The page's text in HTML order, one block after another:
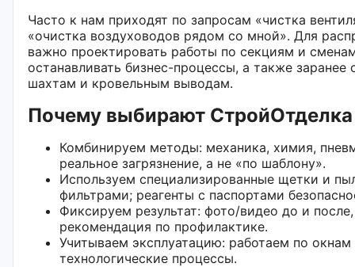
Часто к нам приходят по запросам «чистка
«очистка воздуховодов рядом со мной». Для
важно проектировать работы по секциям и
останавливать бизнес-процессы, а также заранее
шахтам и кровельным выводам.
Почему выбирают СтройОтделка
Комбинируем методы: механика, химия,
реальное загрязнение, а не «по шаблону».
Используем специализированные щетки и
фильтрами; реагенты с паспортами
Фиксируем результат: фото/видео до и
рекомендация по профилактике.
Учитываем эксплуатацию: работаем по
технологические процессы.